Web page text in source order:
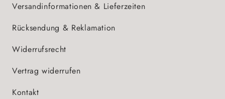
Versandinformationen & Lieferzeiten
Rücksendung & Reklamation
Widerrufsrecht
Vertrag widerrufen
Kontakt